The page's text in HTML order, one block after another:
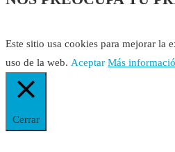
Este sitio usa cookies para mejorar la
uso de la web. Aceptar Más
Cerrar